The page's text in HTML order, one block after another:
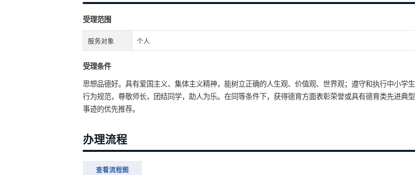
受理范围
服务对象 个人
受理条件
思想品德好。具有爱国主义、集体主义精神，能树立正确的人生观、价值观、世界观；遵守和执行中小学生
行为规范，尊敬师长，团结同学，助人为乐。在同等条件下，获得德育方面表彰荣誉或具有德育类先进典型
事迹的优先推荐。
办理流程
查看流程图